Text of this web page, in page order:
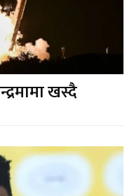
खस्दै